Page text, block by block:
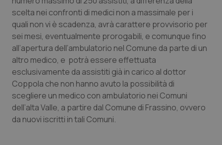
Puglia
Sardegna
Sicilia
Toscana
Umbria
Malattie rare
Malattia di Crohn & Rettocolite Ulcerosa
Neuroscienze & patologie neurodegenerative
Obesità
Oftalmologia
scelta nei confronti di medici non a massimale per i
quali non vi è scadenza, avrà carattere provvisorio per
sei mesi, eventualmente prorogabili, e comunque fino
all’apertura dell’ambulatorio nel Comune da parte di un
altro medico, e potrà essere effettuata
esclusivamente da assistiti già in carico al dottor
Coppola che non hanno avuto la possibilità di
scegliere un medico con ambulatorio nei Comuni
dell’alta Valle, a partire dal Comune di Frassino, ovvero
da nuovi iscritti in tali Comuni.